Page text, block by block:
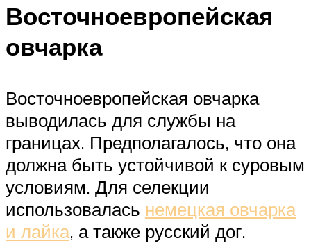
Восточноевропейская
овчарка
Восточноевропейская овчарка
выводилась для службы на
границах. Предполагалось, что она
должна быть устойчивой к суровым
условиям. Для селекции
использовалась немецкая овчарка
и лайка, а также русский дог.